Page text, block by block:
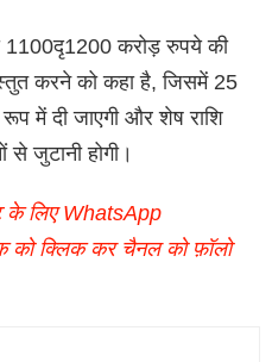
1100दृ1200 करोड़ रुपये की
करने को कहा है, जिसमें 25
में दी जाएगी और शेष राशि
से जुटानी होगी।
के लिए WhatsApp
क्लिक कर चैनल को फ़ॉलो